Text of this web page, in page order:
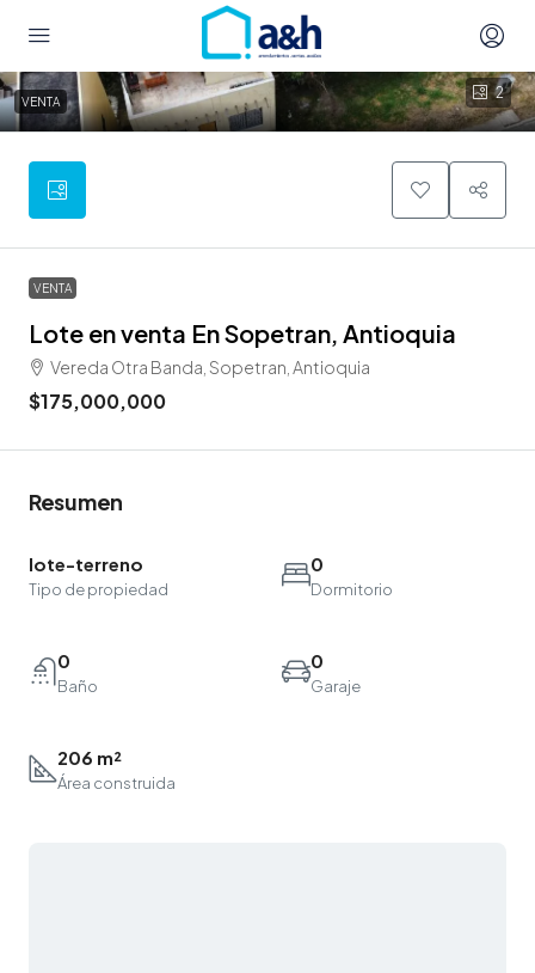
2
VENTA
VENTA
Lote en venta En Sopetran, Antioquia
Vereda Otra Banda, Sopetran, Antioquia
$175,000,000
Resumen
lote-terreno
Tipo de propiedad
0
Dormitorio
0
Baño
0
Garaje
206 m²
Área construida